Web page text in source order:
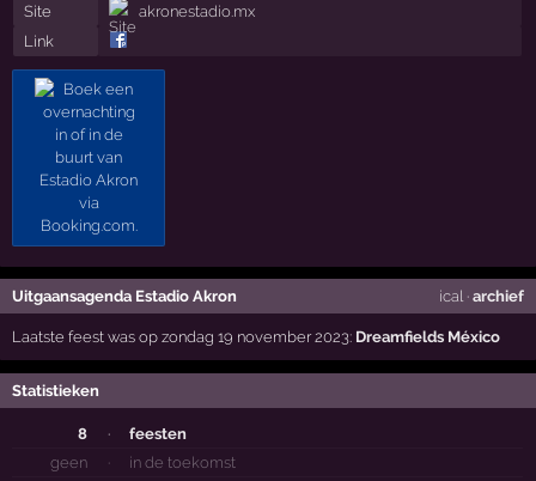
Site
akronestadio.mx
Link
Uitgaansagenda Estadio Akron ical · archief
Laatste feest was op zondag 19 november 2023: Dreamfields México
Statistieken
8 ·
feesten
geen
·
in de toekomst